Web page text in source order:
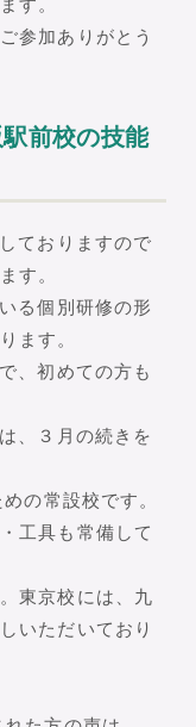
す。
参加ありがとう
前校の技能
ておりますので
す。
る個別研修の形
ます。
、初めての方も
、３月の続きを
の常設校です。
工具も常備して
東京校には、九
いただいており